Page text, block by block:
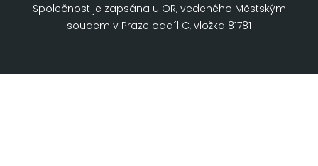
Společnost je zapsána u OR, vedeného Městským
soudem v Praze oddíl C, vložka 81781